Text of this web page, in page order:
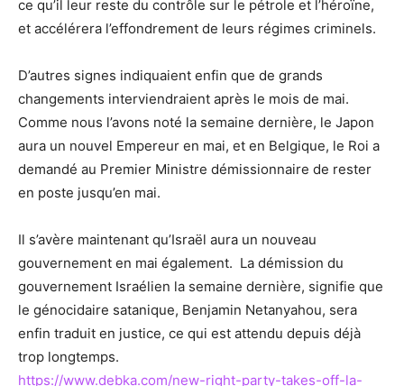
ce qu’il leur reste du contrôle sur le pétrole et l’héroïne,
et accélérera l’effondrement de leurs régimes criminels.
D’autres signes indiquaient enfin que de grands
changements interviendraient après le mois de mai.
Comme nous l’avons noté la semaine dernière, le Japon
aura un nouvel Empereur en mai, et en Belgique, le Roi a
demandé au Premier Ministre démissionnaire de rester
en poste jusqu’en mai.
Il s’avère maintenant qu’Israël aura un nouveau
gouvernement en mai également. La démission du
gouvernement Israélien la semaine dernière, signifie que
le génocidaire satanique, Benjamin Netanyahou, sera
enfin traduit en justice, ce qui est attendu depuis déjà
trop longtemps.
https://www.debka.com/new-right-party-takes-off-la-